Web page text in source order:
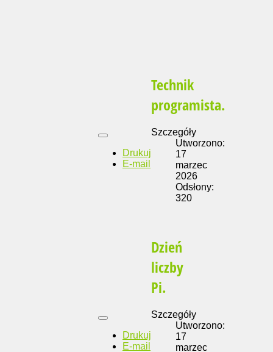
Technik
programista.
Drukuj
E-mail
Szczegóły
Utworzono:
17
marzec
2026
Odsłony:
320
Dzień
liczby
Pi.
Drukuj
E-mail
Szczegóły
Utworzono:
17
marzec